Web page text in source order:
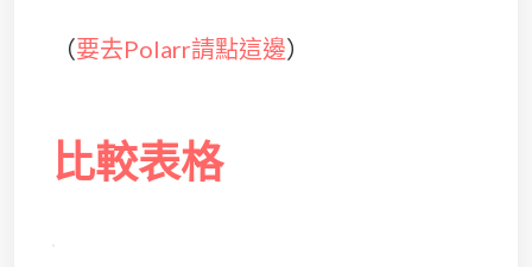
（要去Polarr請點這邊）
比較表格